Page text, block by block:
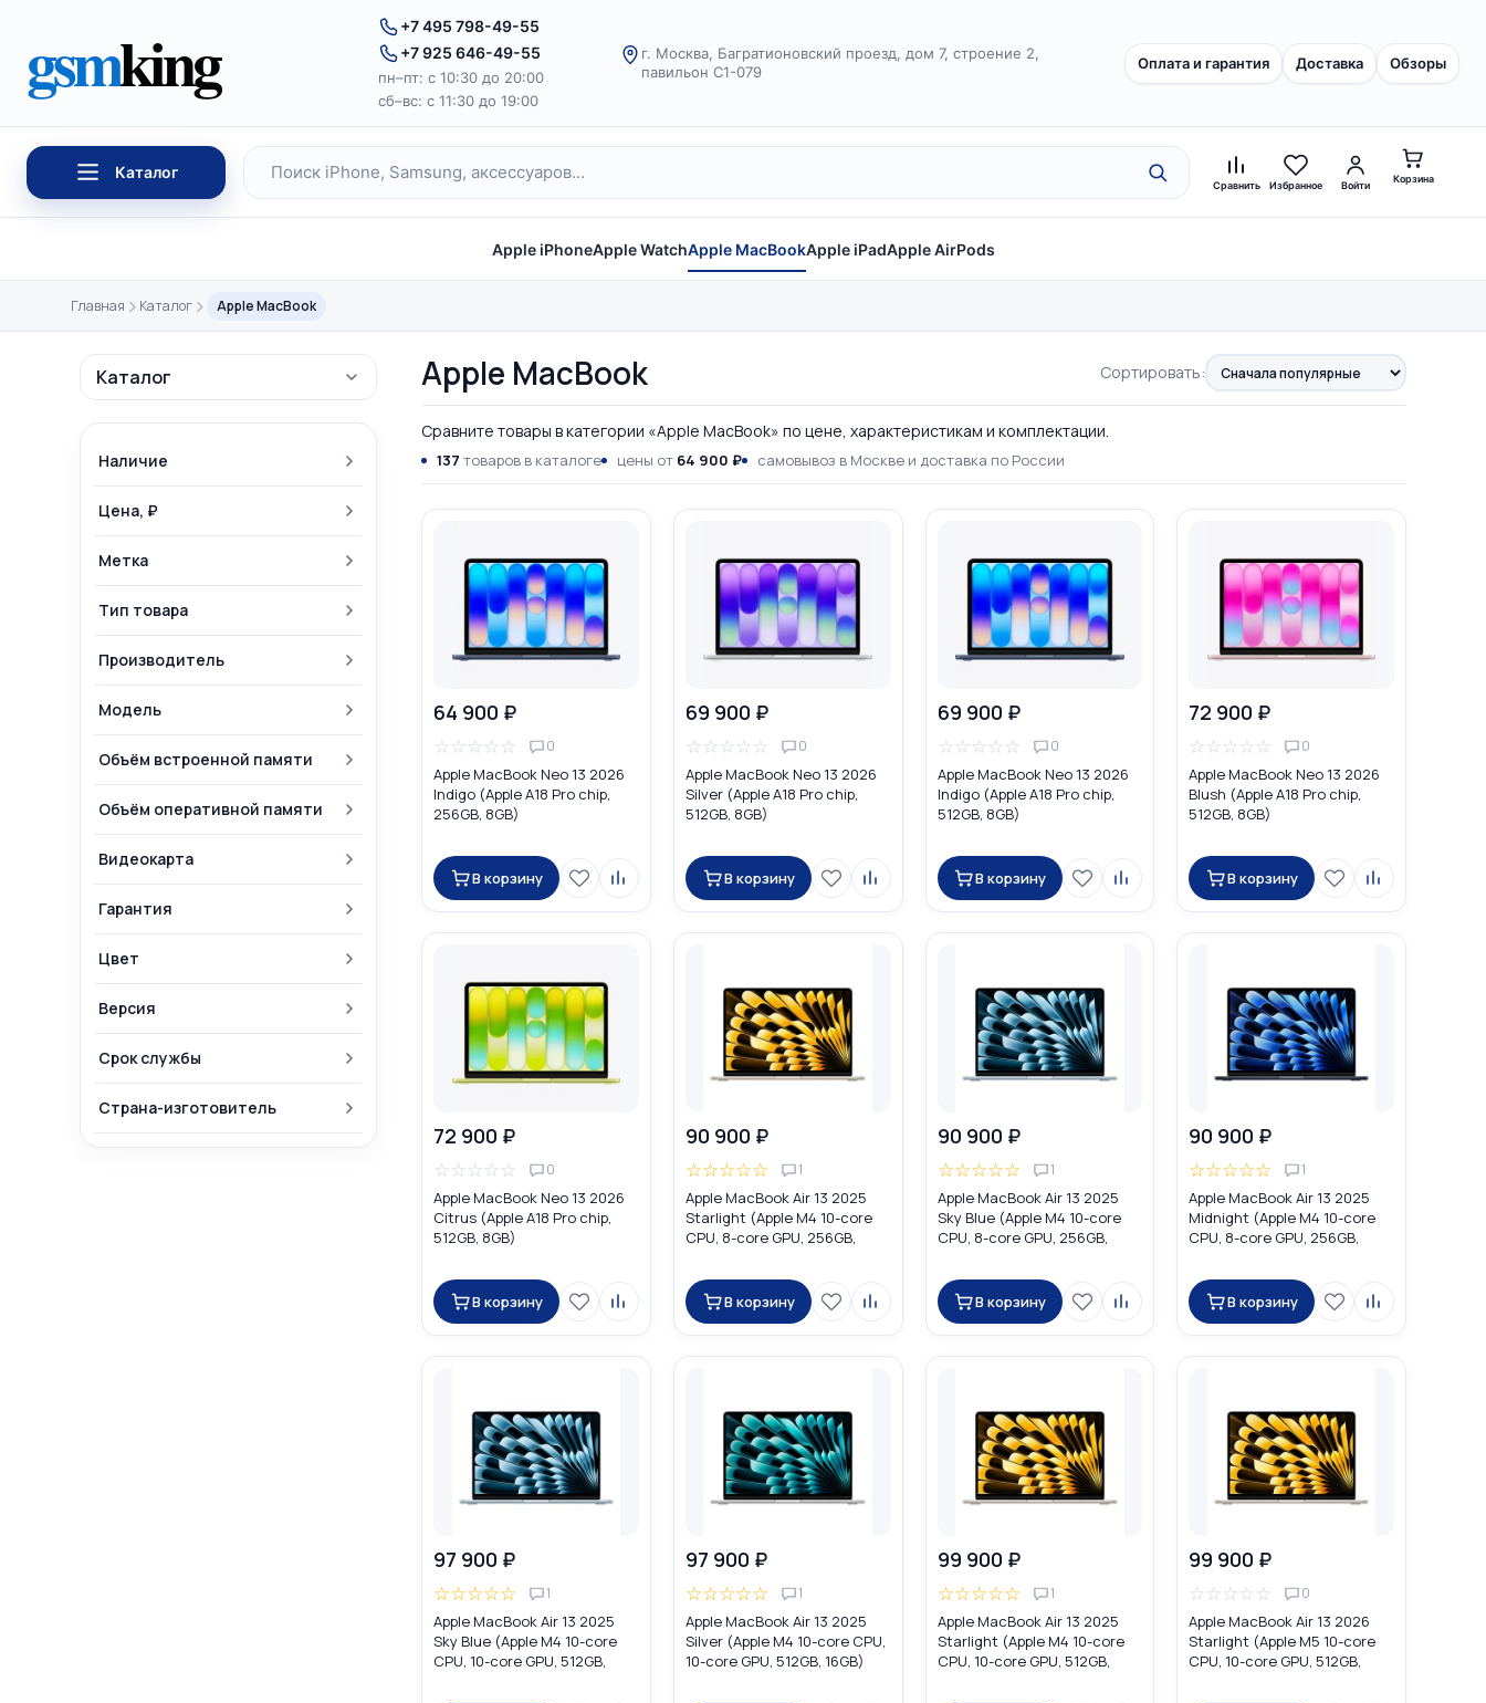
gsmking
+7 495 798-49-55
+7 925 646-49-55
пн–пт: с 10:30 до 20:00
сб–вс: с 11:30 до 19:00
г. Москва, Багратионовский проезд, дом 7, строение 2,
павильон С1-079
Оплата и гарантия Доставка Обзоры
Каталог
Поиск по каталогу Сравнить Избранное Войти
Корзина
Apple iPhoneApple WatchApple MacBookApple iPadApple AirPods
Главная Каталог Apple MacBook
Каталог
Наличие
Цена, ₽
Метка
Тип товара
Производитель
Модель
Объём встроенной памяти
Объём оперативной памяти
Видеокарта
Гарантия
Цвет
Версия
Срок службы
Страна-изготовитель
Apple MacBook Сортировать:
Сравните товары в категории «Apple MacBook» по цене, характеристикам и комплектации.
137 товаров в каталоге цены от 64 900 ₽ самовывоз в Москве и доставка по России
64 900 ₽
☆☆☆☆☆ 0
Apple MacBook Neo 13 2026
Indigo (Apple A18 Pro chip,
256GB, 8GB)
В корзину
69 900 ₽
☆☆☆☆☆ 0
Apple MacBook Neo 13 2026
Silver (Apple A18 Pro chip,
512GB, 8GB)
В корзину
69 900 ₽
☆☆☆☆☆ 0
Apple MacBook Neo 13 2026
Indigo (Apple A18 Pro chip,
512GB, 8GB)
В корзину
72 900 ₽
☆☆☆☆☆ 0
Apple MacBook Neo 13 2026
Blush (Apple A18 Pro chip,
512GB, 8GB)
В корзину
72 900 ₽
☆☆☆☆☆ 0
Apple MacBook Neo 13 2026
Citrus (Apple A18 Pro chip,
512GB, 8GB)
В корзину
90 900 ₽
☆☆☆☆☆ 1
Apple MacBook Air 13 2025
Starlight (Apple M4 10-core
CPU, 8-core GPU, 256GB,
В корзину
90 900 ₽
☆☆☆☆☆ 1
Apple MacBook Air 13 2025
Sky Blue (Apple M4 10-core
CPU, 8-core GPU, 256GB,
В корзину
90 900 ₽
☆☆☆☆☆ 1
Apple MacBook Air 13 2025
Midnight (Apple M4 10-core
CPU, 8-core GPU, 256GB,
В корзину
97 900 ₽
☆☆☆☆☆ 1
Apple MacBook Air 13 2025
Sky Blue (Apple M4 10-core
CPU, 10-core GPU, 512GB,
97 900 ₽
☆☆☆☆☆ 1
Apple MacBook Air 13 2025
Silver (Apple M4 10-core CPU,
10-core GPU, 512GB, 16GB)
99 900 ₽
☆☆☆☆☆ 1
Apple MacBook Air 13 2025
Starlight (Apple M4 10-core
CPU, 10-core GPU, 512GB,
99 900 ₽
☆☆☆☆☆ 0
Apple MacBook Air 13 2026
Starlight (Apple M5 10-core
CPU, 10-core GPU, 512GB,